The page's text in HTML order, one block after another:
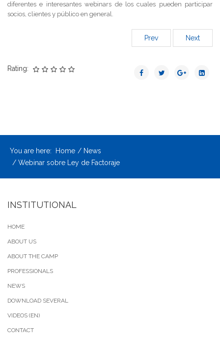
diferentes e interesantes webinars de los cuales pueden participar
socios, clientes y público en general.
Prev Next
Rating:
You are here: Home
News
Webinar sobre Ley de Factoraje
INSTITUTIONAL
HOME
ABOUT US
ABOUT THE CAMP
PROFESSIONALS
NEWS
DOWNLOAD SEVERAL
VIDEOS (EN)
CONTACT